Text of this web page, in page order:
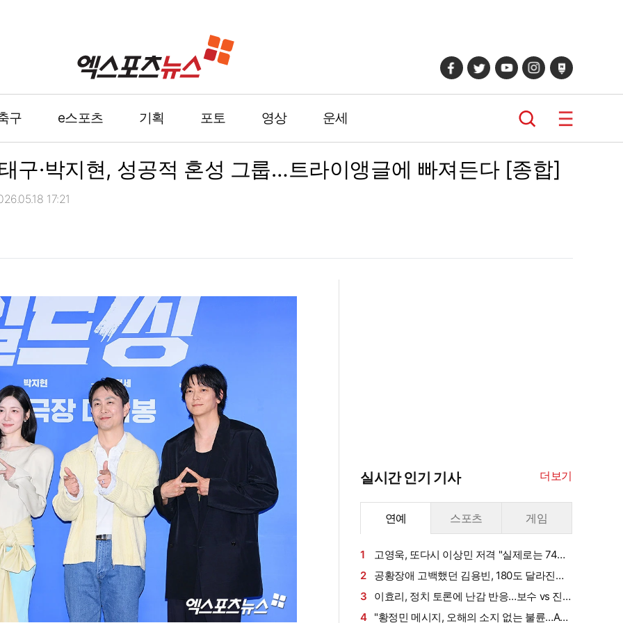
구 e스포츠 기획 포토 영상 운세
구·박지현, 성공적 혼성 그룹…트라이앵글에 빠져든다 [종합]
17:21
실시간 인기 기사 더보기
연예 스포츠 게임
1
고영욱, 또다시 이상민 저격 "실제로는 74년
생…신정환도 나중에 알고 욕해"
2
공황장애 고백했던 김용빈, 180도 달라진
삶…연이은 겹경사
3
이효리, 정치 토론에 난감 반응…보수 vs 진
보 사연에 "빠지면 안 될까요?"
4 "황정민 메시지, 오해의 소지 없는 불륜…A씨